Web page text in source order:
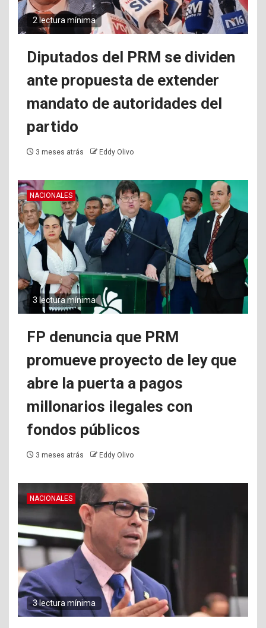
2 lectura mínima
Diputados del PRM se dividen
ante propuesta de extender
mandato de autoridades del
partido
3 meses atrás Eddy Olivo
NACIONALES
3 lectura mínima
FP denuncia que PRM
promueve proyecto de ley que
abre la puerta a pagos
millonarios ilegales con
fondos públicos
3 meses atrás Eddy Olivo
NACIONALES
3 lectura mínima